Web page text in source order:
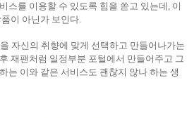
스를 이용할 수 있도록 힘을 쏟고 있는데 , 이
이 아닌가 보인다.
자신의 취향에 맞게 선택하고 만들어나가는
재팬처럼 일정부분 포털에서 만들어주고 그
는 이와 같은 서비스도 괜찮지 않나 하는 생